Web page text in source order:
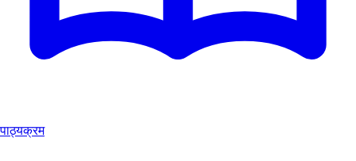
पाठ्यक्रम